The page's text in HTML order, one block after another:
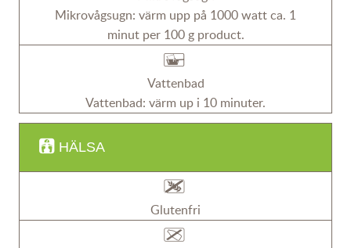
Mikrovågsugn: värm upp på 1000 watt ca. 1
minut per 100 g product.
Vattenbad
Vattenbad: värm up i 10 minuter.
HÄLSA
Glutenfri